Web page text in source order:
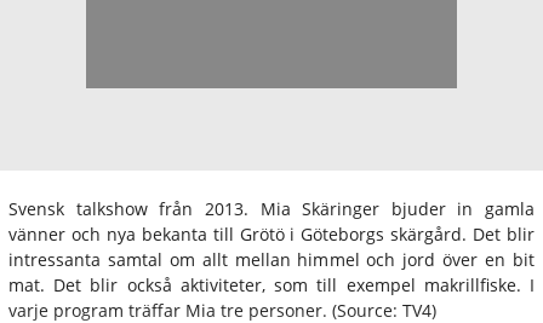
Svensk talkshow från 2013. Mia Skäringer bjuder in gamla
vänner och nya bekanta till Grötö i Göteborgs skärgård. Det blir
intressanta samtal om allt mellan himmel och jord över en bit
mat. Det blir också aktiviteter, som till exempel makrillfiske. I
varje program träffar Mia tre personer. (Source: TV4)